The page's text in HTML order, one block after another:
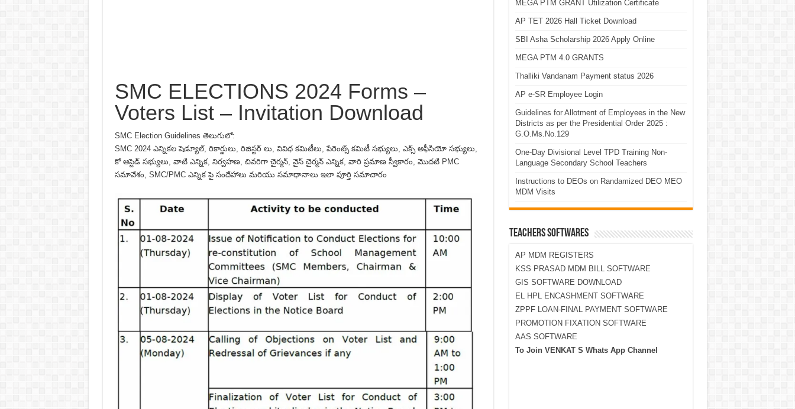
SMC ELECTIONS 2024 Forms –
Voters List – Invitation Download
SMC Election Guidelines తెలుగులో:
SMC 2024 ఎన్నికల షెడ్యూల్, రికార్డులు, రిజిస్టర్ లు, వివిధ కమిటీలు, పేరెంట్స్ కమిటీ సభ్యులు, ఎక్స్ అఫీసియో సభ్యులు,
కో ఆప్టెడ్ సభ్యులు, వాటి ఎన్నిక, నిర్వహణ, చివరిగా చైర్మన్, వైస్ చైర్మన్ ఎన్నిక, వారి ప్రమాణ స్వీకారం, మొదటి PMC
సమావేశం, SMC/PMC ఎన్నిక పై సందేహాలు మరియు సమాధానాలు ఇలా పూర్తి సమాచారం
MEGA PTM GRANT Utilization Certificate
AP TET 2026 Hall Ticket Download
SBI Asha Scholarship 2026 Apply Online
MEGA PTM 4.0 GRANTS
Thalliki Vandanam Payment status 2026
AP e-SR Employee Login
Guidelines for Allotment of Employees in the New
Districts as per the Presidential Order 2025 :
G.O.Ms.No.129
One-Day Divisional Level TPD Training Non-
Language Secondary School Teachers
Instructions to DEOs on Randamized DEO MEO
MDM Visits
TEACHERS SOFTWARES
AP MDM REGISTERS
KSS PRASAD MDM BILL SOFTWARE
GIS SOFTWARE DOWNLOAD
EL HPL ENCASHMENT SOFTWARE
ZPPF LOAN-FINAL PAYMENT SOFTWARE
PROMOTION FIXATION SOFTWARE
AAS SOFTWARE
To Join VENKAT S Whats App Channel